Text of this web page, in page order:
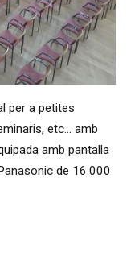
per a petites
etc... amb
amb pantalla
de 16.000